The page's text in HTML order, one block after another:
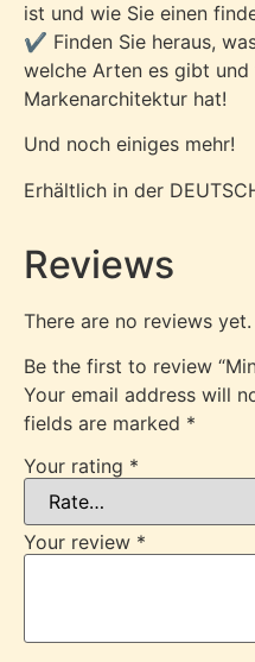
ist und wie Sie einen
✔️ Finden Sie heraus,
welche Arten es gibt
Markenarchitektur hat!
Und noch einiges mehr!
Erhältlich in der
Reviews
There are no reviews yet.
Be the first to review
Your email address will
fields are marked *
Your rating *
Your review *